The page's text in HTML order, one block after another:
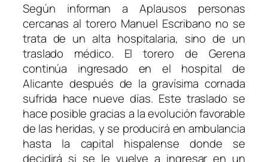
Según informan a Aplausos personas
cercanas al torero Manuel Escribano no se
trata de un alta hospitalaria, sino de un
traslado médico. El torero de Gerena
continúa ingresado en el hospital de
Alicante después de la gravísima cornada
sufrida hace nueve días. Este traslado se
hace posible gracias a la evolución favorable
de las heridas, y se producirá en ambulancia
hasta la capital hispalense donde se
decidirá si se le vuelve a ingresar en un